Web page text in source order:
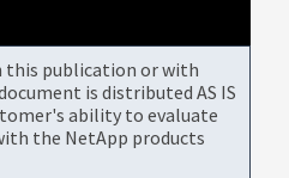
this publication or with
is distributed AS IS
ability to evaluate
the NetApp products